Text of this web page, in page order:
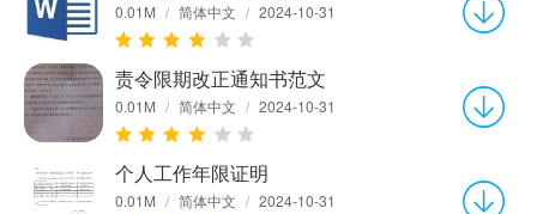
0.01M / 简体中文 / 2024-10-31
责令限期改正通知书范文
0.01M / 简体中文 / 2024-10-31
个人工作年限证明
0.01M / 简体中文 / 2024-10-31